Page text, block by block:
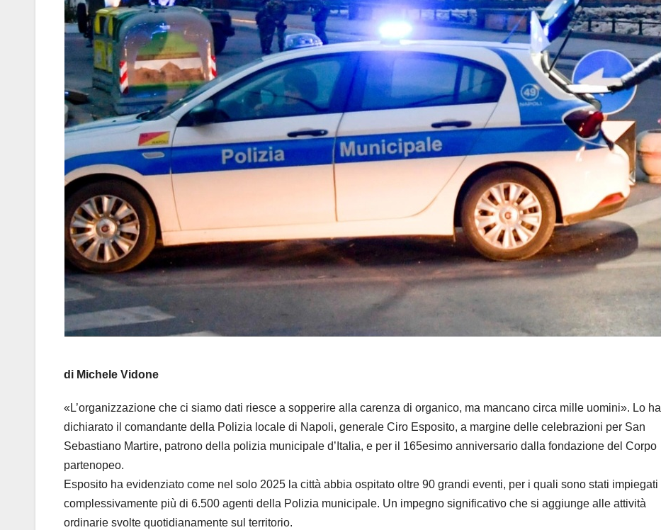
di Michele Vidone
«L’organizzazione che ci siamo dati riesce a sopperire alla carenza di organico, ma mancano circa mille uomini». Lo ha
dichiarato il comandante della Polizia locale di Napoli, generale Ciro Esposito, a margine delle celebrazioni per San
Sebastiano Martire, patrono della polizia municipale d’Italia, e per il 165esimo anniversario dalla fondazione del Corpo
partenopeo.
Esposito ha evidenziato come nel solo 2025 la città abbia ospitato oltre 90 grandi eventi, per i quali sono stati impiegati
complessivamente più di 6.500 agenti della Polizia municipale. Un impegno significativo che si aggiunge alle attività
ordinarie svolte quotidianamente sul territorio.